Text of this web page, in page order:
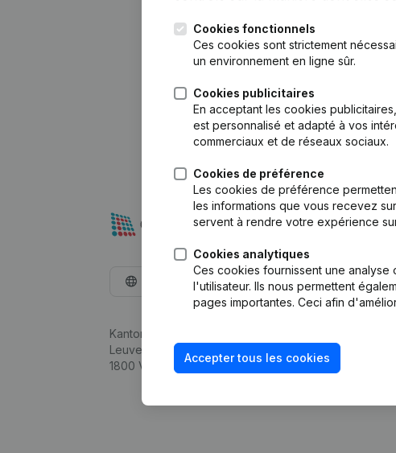
Cookies fonctionnels
Ces cookies sont strictement
un environnement en ligne sûr.
Cookies publicitaires
En acceptant les cookies
est personnalisé et adapté à vos
commerciaux et de réseaux sociaux.
Cookies de préférence
Les cookies de préférence
les informations que vous recevez
servent à rendre votre expérience
Cookies analytiques
Ces cookies fournissent une
l'utilisateur. Ils nous permettent
pages importantes. Ceci afin
Accepter tous les cookies
Français
Kantorenpark Everest
Leuvensesteenweg 248D,
1800 Vilvoorde